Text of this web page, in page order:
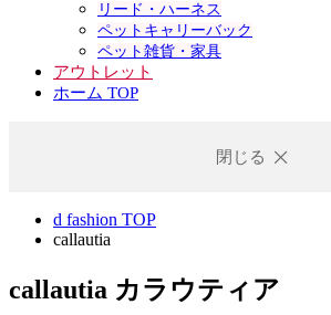
リード・ハーネス
ペットキャリーバック
ペット雑貨・家具
アウトレット
ホーム TOP
閉じる
d fashion TOP
callautia
callautia カラウティア